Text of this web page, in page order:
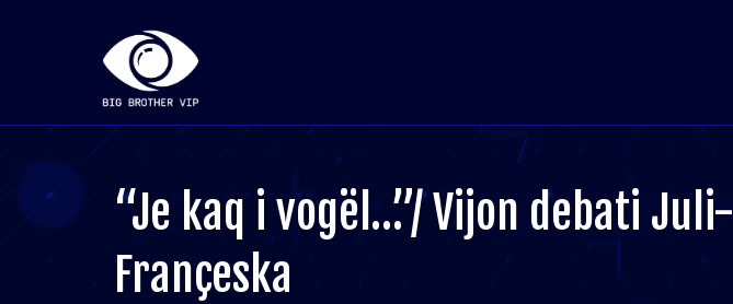
“Je kaq i vogël…”/ Vijon debati Juli-
Françeska